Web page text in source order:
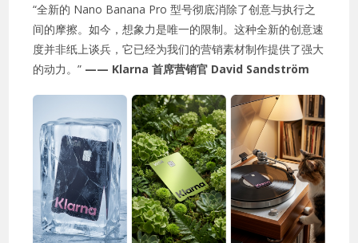
“全新的 Nano Banana Pro 型号彻底消除了创意与执行之
间的摩擦。如今，想象力是唯一的限制。这种全新的创意速
度并非纸上谈兵，它已经为我们的营销素材制作提供了强大
的动力。” —— Klarna 首席营销官 David Sandström